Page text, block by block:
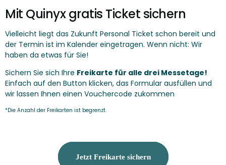
Mit Quinyx gratis Ticket sichern
Vielleicht liegt das Zukunft Personal Ticket schon bereit und
der Termin ist im Kalender eingetragen. Wenn nicht: Wir
haben da etwas für Sie!
Sichern Sie sich Ihre Freikarte für alle drei Messetage!
Einfach auf den Button klicken, das Formular ausfüllen und
wir lassen Ihnen einen Vouchercode zukommen
*Die Anzahl der Freikarten ist begrenzt.
Jetzt Freikarte sichern